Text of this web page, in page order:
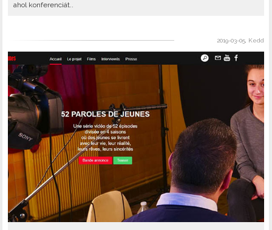
ahol konferenciát..
2019-03-05, Kedd